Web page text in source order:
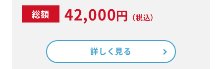
総額 42,000円 （税込）
詳しく見る